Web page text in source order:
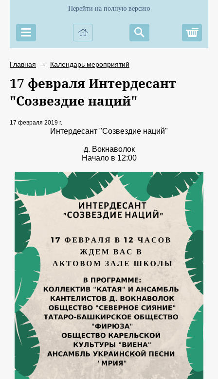
Перейти на полную версию
Главная → Календарь мероприятий
17 февраля Интердесант
"Созвездие наций"
17 февраля 2019 г.
Интердесант "Созвездие наций"
д. Вокнаволок
Начало в 12:00